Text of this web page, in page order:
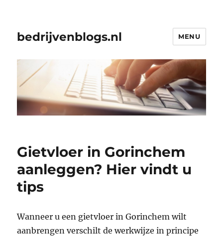
bedrijvenblogs.nl MENU
Gietvloer in Gorinchem
aanleggen? Hier vindt u
tips
Wanneer u een gietvloer in Gorinchem wilt
aanbrengen verschilt de werkwijze in principe